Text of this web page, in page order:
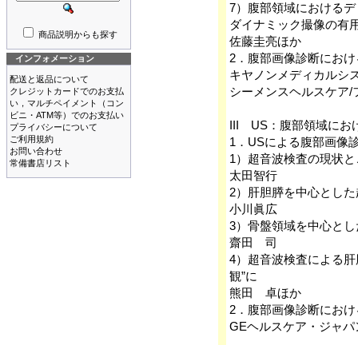
商品説明からも探す
インフォメーション
配送と返品について
クレジットカードでのお支払
い，マルチペイメント（コン
ビニ・ATM等）でのお支払い
プライバシーについて
ご利用規約
お問い合わせ
常備書店リスト
7）腹部領域における
ダイナミック撮像の有
佐藤圭亮ほか
2．腹部画像診断にお
キヤノンメディカルシ
シーメンスヘルスケア/
III US：腹部領域にお
1．USによる腹部画像
1）超音波検査の現状
太田智行
2）肝胆膵を中心とし
小川眞広
3）骨盤領域を中心と
齋田 司
4）超音波検査による
観”に
熊田 卓ほか
2．腹部画像診断にお
GEヘルスケア・ジャ